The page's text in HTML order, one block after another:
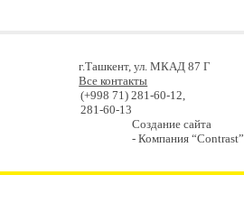
г.Ташкент, ул. МКАД 87 Г
Все контакты
(+998 71) 281-60-12,
281-60-13
Создание сайта
- Компания “Contrast”